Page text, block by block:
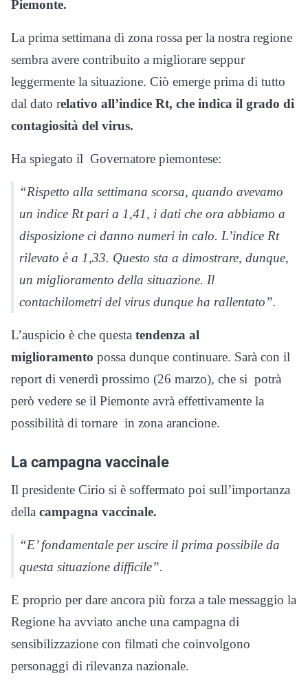
Piemonte.
La prima settimana di zona rossa per la nostra regione
sembra avere contribuito a migliorare seppur
leggermente la situazione. Ciò emerge prima di tutto
dal dato relativo all’indice Rt, che indica il grado di
contagiosità del virus.
Ha spiegato il Governatore piemontese:
“Rispetto alla settimana scorsa, quando avevamo
un indice Rt pari a 1,41, i dati che ora abbiamo a
disposizione ci danno numeri in calo. L’indice Rt
rilevato è a 1,33. Questo sta a dimostrare, dunque,
un miglioramento della situazione. Il
contachilometri del virus dunque ha rallentato”.
L’auspicio è che questa tendenza al
miglioramento possa dunque continuare. Sarà con il
report di venerdì prossimo (26 marzo), che si potrà
però vedere se il Piemonte avrà effettivamente la
possibilità di tornare in zona arancione.
La campagna vaccinale
Il presidente Cirio si è soffermato poi sull’importanza
della campagna vaccinale.
“E’ fondamentale per uscire il prima possibile da
questa situazione difficile”.
E proprio per dare ancora più forza a tale messaggio la
Regione ha avviato anche una campagna di
sensibilizzazione con filmati che coinvolgono
personaggi di rilevanza nazionale.